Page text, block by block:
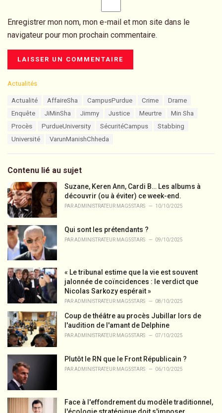
Enregistrer mon nom, mon e-mail et mon site dans le
navigateur pour mon prochain commentaire.
C
:
Actualités
Actualité AffaireSha CampusPurdue Crime
Drame
Enquête
JiMinSha Jimmy Justice Meurtre
Min Sha
Procès
PurdueUniversity SécuritéCampus
Stabbing
Université
VarunManishChheda
Contenu lié au sujet
Suzane, Keren Ann, Cardi B… Les albums à
découvrir (ou à éviter) ce week-end.
PARADMINISTRATEUR MAG5STARS 10/10/2025
Qui sont les prétendants ?
PARADMINISTRATEUR MAG5STARS 09/10/2025
« Le tribunal estime que la vie est souvent
jalonnée de coïncidences : le verdict que
Nicolas Sarkozy espérait »
PARADMINISTRATEUR MAG5STARS 08/10/2025
Coup de théâtre au procès Jubillar lors de
l'audition de l'amant de Delphine
PARADMINISTRATEUR MAG5STARS 07/10/2025
Plutôt le RN que le Front Républicain ?
PARADMINISTRATEUR MAG5STARS 06/10/2025
Face à l'effondrement du modèle traditionnel,
l'écologie stratégique doit s'imposer.